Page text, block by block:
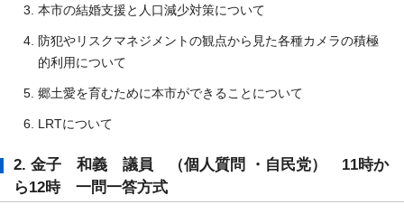
本市の結婚支援と人口減少対策について
防犯やリスクマネジメントの観点から見た各種カメラの積極
的利用について
郷土愛を育むために本市ができることについて
LRTについて
2. 金子 和義 議員 （個人質問 ・自民党） 11時か
ら12時 一問一答方式